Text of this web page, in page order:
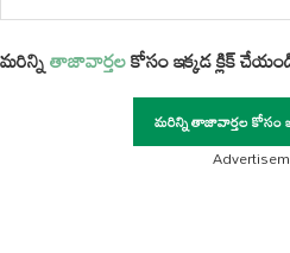
మరిన్నితాజావార్తలకోసం ఇక్కడ క్లిక్
మరిన్ని తాజావార్తల కోసం